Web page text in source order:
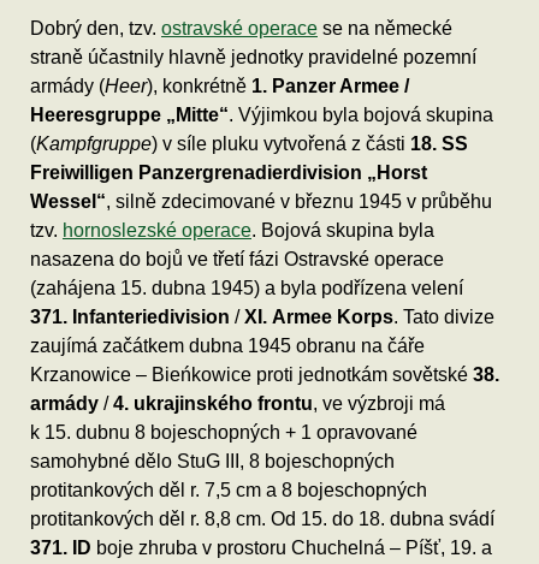
Dobrý den, tzv. ostravské operace se na německé
straně účastnily hlavně jednotky pravidelné pozemní
armády (Heer), konkrétně 1. Panzer Armee /
Heeresgruppe „Mitte“. Výjimkou byla bojová skupina
(Kampfgruppe) v síle pluku vytvořená z části 18. SS
Freiwilligen Panzergrenadierdivision „Horst
Wessel“, silně zdecimované v březnu 1945 v průběhu
tzv. hornoslezské operace. Bojová skupina byla
nasazena do bojů ve třetí fázi Ostravské operace
(zahájena 15. dubna 1945) a byla podřízena velení
371. Infanteriedivision /XI. Armee Korps. Tato divize
zaujímá začátkem dubna 1945 obranu na čáře
Krzanowice – Bieńkowice proti jednotkám sovětské 38.
armády /4. ukrajinského frontu, ve výzbroji má
k 15. dubnu 8 bojeschopných + 1 opravované
samohybné dělo StuG III, 8 bojeschopných
protitankových děl r. 7,5 cm a 8 bojeschopných
protitankových děl r. 8,8 cm. Od 15. do 18. dubna svádí
371. ID boje zhruba v prostoru Chuchelná – Píšť, 19. a